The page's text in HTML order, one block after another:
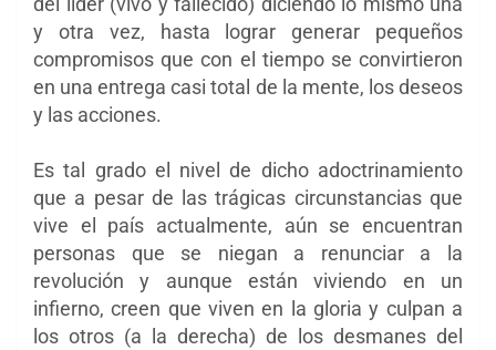
y otra vez, hasta lograr generar pequeños
compromisos que con el tiempo se convirtieron
en una entrega casi total de la mente, los deseos
y las acciones.
Es tal grado el nivel de dicho adoctrinamiento
que a pesar de las trágicas circunstancias que
vive el país actualmente, aún se encuentran
personas que se niegan a renunciar a la
revolución y aunque están viviendo en un
infierno, creen que viven en la gloria y culpan a
los otros (a la derecha) de los desmanes del